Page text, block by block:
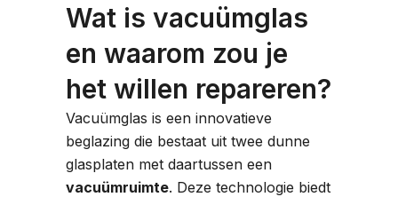
Wat is vacuümglas
en waarom zou je
het willen repareren?
Vacuümglas is een innovatieve
beglazing die bestaat uit twee dunne
glasplaten met daartussen een
vacuümruimte. Deze technologie biedt